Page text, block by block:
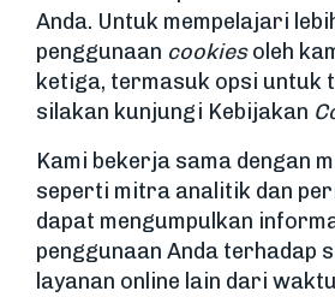
Anda. Untuk mempelajari
penggunaan cookiesoleh
ketiga, termasuk opsi untuk
silakan kunjungi Kebijakan
Kami bekerja sama dengan
seperti mitra analitik dan
dapat mengumpulkan
penggunaan Anda terhadap
layanan online lain dari